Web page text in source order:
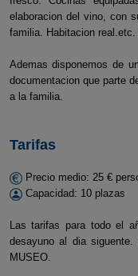
elaboracion del vino, con
familia. Habitacion
Ademas disponemos de
documentacion que parte
a la familia.
Tarifas
Precio medio: 25 €
Capacidad: 10 plazas
Las tarifas para todo el
desayuno al dia
MUSEO.